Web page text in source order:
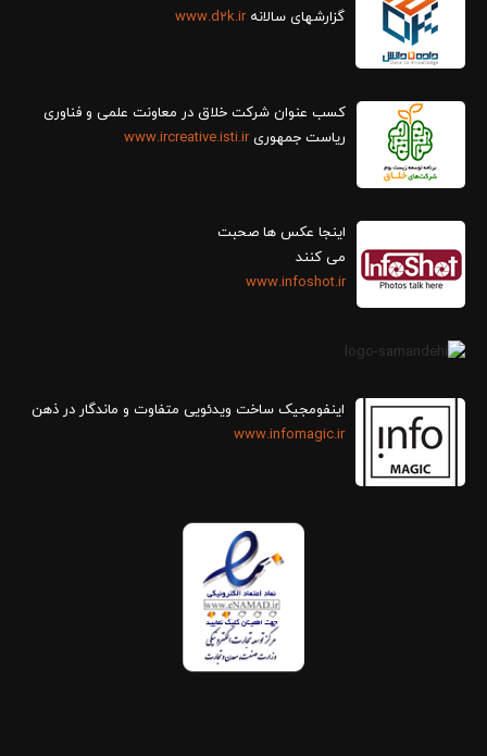
گزارش‎های سالانه
www.d2k.ir
کسب عنوان شرکت خلاق در معاونت علمی و فناوری
ریاست جمهوریwww.ircreative.isti.ir
اینجا عکس ها صحبت
می کنند
www.infoshot.ir
اینفومجیک ساخت ویدئویی متفاوت و ماندگار در ذهن
www.infomagic.ir